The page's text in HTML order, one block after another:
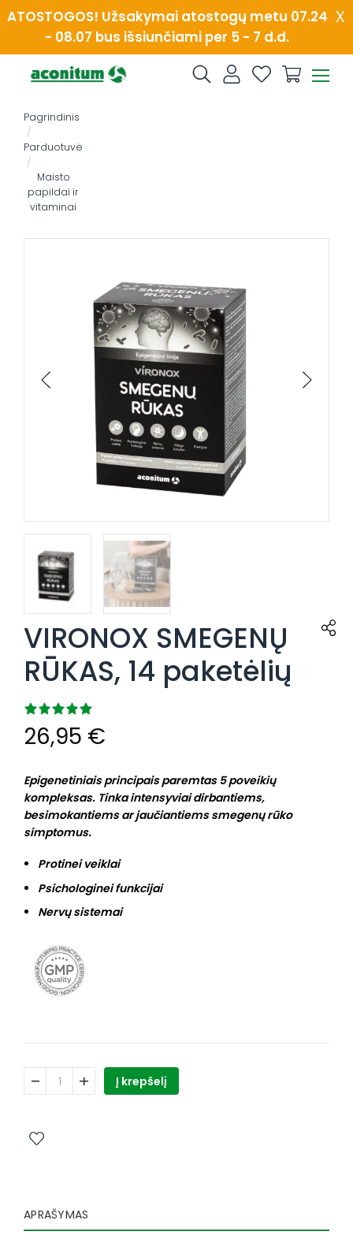
Skip
to
x
ATOSTOGOS! Užsakymai atostogų metu 07.24
- 08.07 bus išsiunčiami per 5 - 7 d.d.
Pagrindinis
/
Parduotuvė
/
Maisto
papildai ir
vitaminai
VIRONOX SMEGENŲ
RŪKAS, 14 paketėlių
26,95 €
Epigenetiniais principais paremtas 5 poveikių
kompleksas. Tinka intensyviai dirbantiems,
besimokantiems ar jaučiantiems smegenų rūko
simptomus.
Protinei veiklai
Psichologinei funkcijai
Nervų sistemai
produkto kiekis: VIRONOX SMEGENŲ RŪKAS, 14 paketėlių
Į krepšelį
APRAŠYMAS